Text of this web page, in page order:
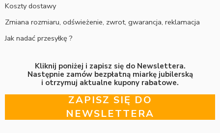
Koszty dostawy
Zmiana rozmiaru, odświeżenie, zwrot, gwarancja, reklamacja
Jak nadać przesyłkę ?
Kliknij poniżej i zapisz się do Newslettera.
Następnie zamów bezpłatną miarkę jubilerską
i otrzymuj aktualne kupony rabatowe.
ZAPISZ SIĘ DO
NEWSLETTERA